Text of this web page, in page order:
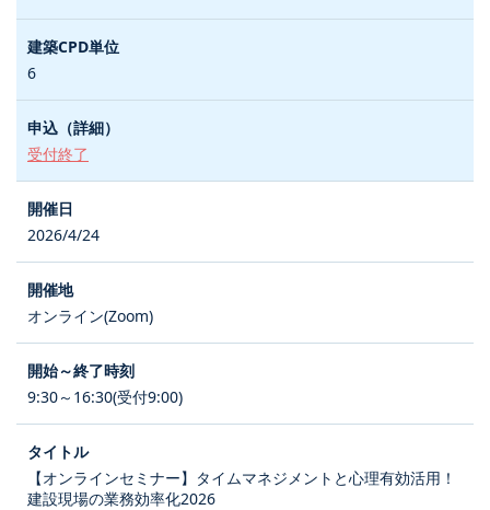
6
受付終了
2026/4/24
オンライン(Zoom)
9:30～16:30(受付9:00)
【オンラインセミナー】タイムマネジメントと心理有効活用！
建設現場の業務効率化2026